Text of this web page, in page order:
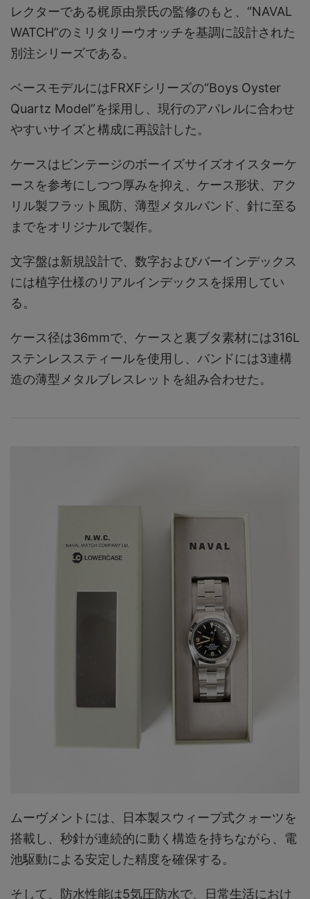
レクターである梶原由景氏の監修のもと、“NAVAL
WATCH”のミリタリーウオッチを基調に設計された
別注シリーズである。
ベースモデルにはFRXFシリーズの“Boys Oyster
Quartz Model”を採用し、現行のアパレルに合わせ
やすいサイズと構成に再設計した。
ケースはビンテージのボーイズサイズオイスターケ
ースを参考にしつつ厚みを抑え、ケース形状、アク
リル製フラット風防、薄型メタルバンド、針に至る
までをオリジナルで製作。
文字盤は新規設計で、数字およびバーインデックス
には植字仕様のリアルインデックスを採用してい
る。
ケース径は36mmで、ケースと裏ブタ素材には316L
ステンレススティールを使用し、バンドには3連構
造の薄型メタルブレスレットを組み合わせた。
ムーヴメントには、日本製スウィープ式クォーツを
搭載し、秒針が連続的に動く構造を持ちながら、電
池駆動による安定した精度を確保する。
そして、防水性能は5気圧防水で、日常生活におけ